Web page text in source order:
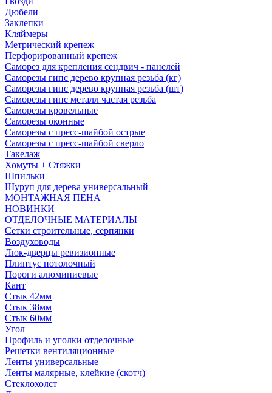
Дюбели
Заклепки
Кляймеры
Метрический крепеж
Перфорированный крепеж
Саморез для крепления сендвич - панелей
Саморезы гипс дерево крупная резьба (кг)
Саморезы гипс дерево крупная резьба (шт)
Саморезы гипс металл частая резьба
Саморезы кровельные
Саморезы оконные
Саморезы с пресс-шайбой острые
Саморезы с пресс-шайбой сверло
Такелаж
Хомуты + Стяжки
Шпильки
Шуруп для дерева универсальный
МОНТАЖНАЯ ПЕНА
НОВИНКИ
ОТДЕЛОЧНЫЕ МАТЕРИАЛЫ
Сетки строительные, серпянки
Воздуховоды
Люк-дверцы ревизионные
Плинтус потолочный
Пороги алюминиевые
Кант
Стык 42мм
Стык 38мм
Стык 60мм
Угол
Профиль и уголки отделочные
Решетки вентиляционные
Ленты универсальные
Ленты малярные, клейкие (скотч)
Стеклохолст